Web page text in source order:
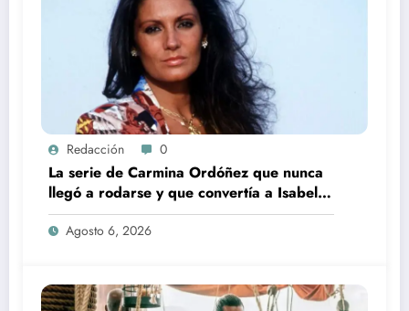
Redacción 0
La serie de Carmina Ordóñez que nunca
llegó a rodarse y que convertía a Isabel
Pantoja en la gran antagonista
Agosto 6, 2026